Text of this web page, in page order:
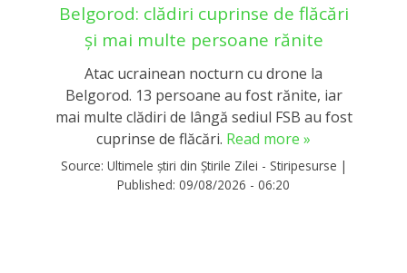
Belgorod: clădiri cuprinse de flăcări
și mai multe persoane rănite
Atac ucrainean nocturn cu drone la
Belgorod. 13 persoane au fost rănite, iar
mai multe clădiri de lângă sediul FSB au fost
cuprinse de flăcări. Read more »
Source: Ultimele știri din Știrile Zilei - Stiripesurse |
Published: 09/08/2026 - 06:20